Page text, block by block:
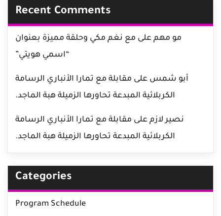
Recent Comments
مو مهم على مع نغم مكي وحلقة مميزة بعنوان
“اسمي هويتي”
أبو شمس على مقابلة مع تمارا الأنباري الرسامة
الكربلائية المبدعة تحاورها الزميلة هبة الماجد.
نصير لازم على مقابلة مع تمارا الأنباري الرسامة
الكربلائية المبدعة تحاورها الزميلة هبة الماجد.
Categories
Program Schedule